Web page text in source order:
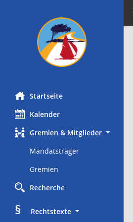
Startseite
Kalender
Gremien & Mitglieder
Mandatsträger
Gremien
Recherche
§
     Rechtstexte